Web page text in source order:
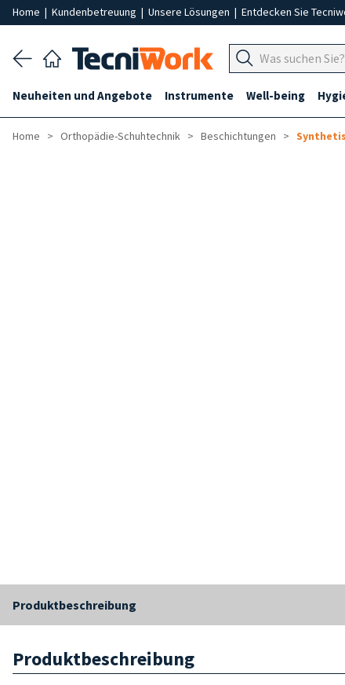
Home | Kundenbetreuung | Unsere Lösungen | Entdecken Sie
Neuheiten und Angebote Instrumente Well-being
Home Orthopädie-Schuhtechnik Beschichtungen
Produktbeschreibung
Produktbeschreibung